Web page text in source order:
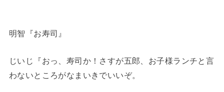
明智『お寿司』
じいじ『おっ、寿司か！さすが五郎、お子様ランチと言
わないところがなまいきでいいぞ。